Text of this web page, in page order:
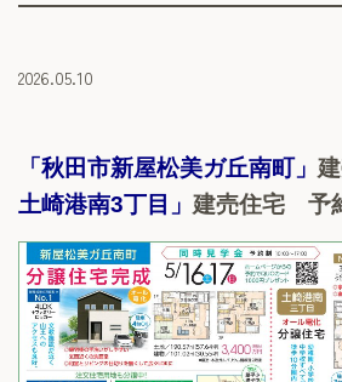
2026.05.10
「秋田市新屋松美ガ丘南町」
土崎港南3丁目」 建売住宅 予